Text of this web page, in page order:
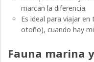
marcan la diferencia.
Es ideal para viajar
otoño), cuando hay
Fauna marina